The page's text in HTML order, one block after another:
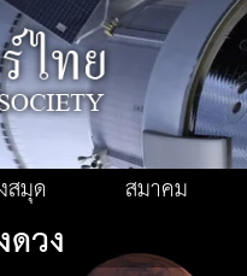
สมุด สมาคม
วง